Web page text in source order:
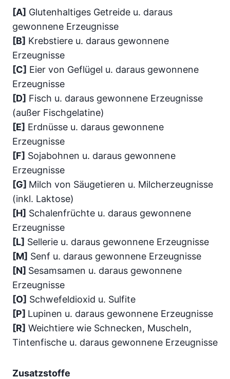
[A] Glutenhaltiges Getreide u. daraus
gewonnene Erzeugnisse
[B] Krebstiere u. daraus gewonnene
Erzeugnisse
[C] Eier von Geflügel u. daraus gewonnene
Erzeugnisse
[D] Fisch u. daraus gewonnene Erzeugnisse
(außer Fischgelatine)
[E] Erdnüsse u. daraus gewonnene
Erzeugnisse
[F] Sojabohnen u. daraus gewonnene
Erzeugnisse
[G] Milch von Säugetieren u. Milcherzeugnisse
(inkl. Laktose)
[H] Schalenfrüchte u. daraus gewonnene
Erzeugnisse
[L] Sellerie u. daraus gewonnene Erzeugnisse
[M] Senf u. daraus gewonnene Erzeugnisse
[N] Sesamsamen u. daraus gewonnene
Erzeugnisse
[O] Schwefeldioxid u. Sulfite
[P] Lupinen u. daraus gewonnene Erzeugnisse
[R] Weichtiere wie Schnecken, Muscheln,
Tintenfische u. daraus gewonnene Erzeugnisse
Zusatzstoffe